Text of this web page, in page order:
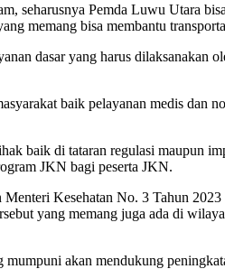
seharusnya Pemda Luwu Utara
memang bisa membantu
dasar yang harus
baik pelayanan medis
baik di tataran regulasi maupun
JKN bagi peserta JKN.
Kesehatan No. 3 Tahun
yang memang juga ada di
akan mendukung